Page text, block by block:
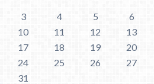
3
4 5 6
10
11 12 13
17
18 19 20
24
25 26 27
31